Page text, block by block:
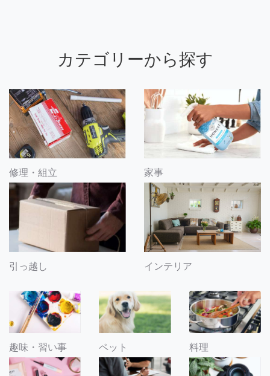
カテゴリーから探す
修理・組立 家事
引っ越し インテリア
趣味・習い事 ペット 料理